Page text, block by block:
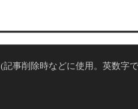
(記事削除時などに使用。英数字